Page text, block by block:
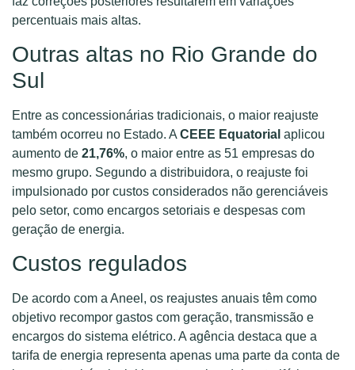
percentuais mais altas.
Outras altas no Rio Grande do
Sul
Entre as concessionárias tradicionais, o maior reajuste
também ocorreu no Estado. A CEEE Equatorial aplicou
aumento de 21,76%, o maior entre as 51 empresas do
mesmo grupo. Segundo a distribuidora, o reajuste foi
impulsionado por custos considerados não gerenciáveis
pelo setor, como encargos setoriais e despesas com
geração de energia.
Custos regulados
De acordo com a Aneel, os reajustes anuais têm como
objetivo recompor gastos com geração, transmissão e
encargos do sistema elétrico. A agência destaca que a
tarifa de energia representa apenas uma parte da conta de